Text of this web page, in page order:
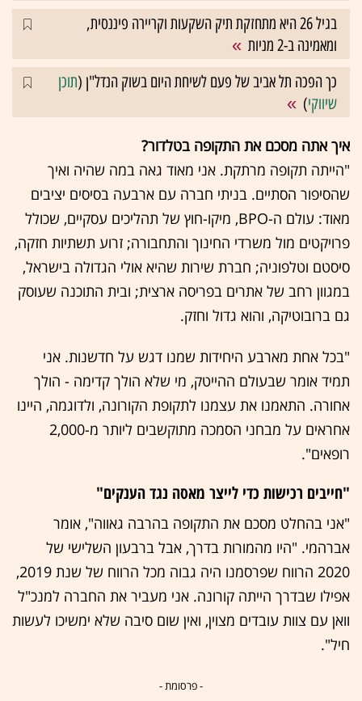
בגיל 26 היא מתחזקת תיק השקעות וקריירה פיננסית,
ומאמינה ב-2 מניות
כך הפכה תל אביב של פעם לשיחת היום בשוק הנדל"ן (תוכן
שיווקי)
איך אתה מסכם את התקופה בטלדור?
"הייתה תקופה מרתקת. אני מאוד גאה במה שהיה ואיך
שהסיפור הסתיים. בניתי חברה עם ארבעה בסיסים יציבים
מאוד: עולם ה-BPO, מיקו-חוץ של תהליכים עסקיים, שכולל
פרויקטים מול משרדי החינוך והתחבורה; זרוע תשתיות חזקה,
סיסטם וטלפוניה; חברת שירות שהיא אולי הגדולה בישראל,
במגוון רחב של אתרים בפריסה ארצית; ובית התוכנה שעוסק
גם ברובוטיקה, והוא גדול וחזק.
"בכל אחת מארבע היחידות שמנו דגש על חדשנות. אני
תמיד אומר שבעולם ההייטק, מי שלא הולך קדימה - הולך
אחורה. התאמנו את עצמנו לתקופת הקורונה, ולדוגמה, היינו
אחראים על מבחני הסמכה מתוקשבים ליותר מ-2,000
רופאים".
"חייבים רכישות כדי לייצר מאסה נגד הענקים"
"אני בהחלט מסכם את התקופה בהרבה גאווה", אומר
אברהמי. "היו מהמורות בדרך, אבל ברבעון השלישי של
2020 הרווח שפרסמנו היה גבוה מכל הרווח של שנת 2019,
אפילו שבדרך הייתה קורונה. אני מעביר את החברה למנכ"ל
וואן עם צוות עובדים מצוין, ואין שום סיבה שלא ימשיכו לעשות
חיל".
- פרסומת -